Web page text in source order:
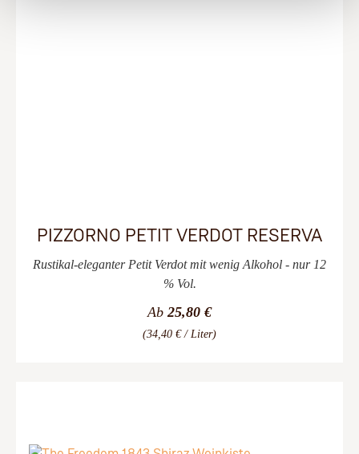
PIZZORNO PETIT VERDOT RESERVA
Rustikal-eleganter Petit Verdot mit wenig Alkohol - nur 12
% Vol.
Ab25,80 €
(34,40 € / Liter)